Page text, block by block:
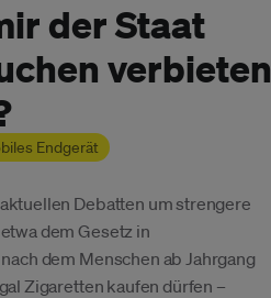
der Staat
verbieten
Endgerät
Debatten um strengere
dem Gesetz in
dem Menschen ab Jahrgang
Zigaretten kaufen dürfen –